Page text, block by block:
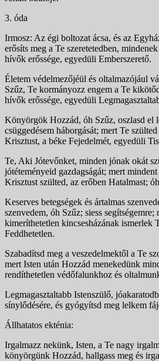
3. óda
Irmosz: Az égi boltozat ácsa, és az
erősíts meg a Te szeretetedben,
hívők erőssége, egyedüli Ember­szerető.
Életem védelmezőjéül és oltalmazójául
Szűz, Te kormányozz engem a Te
hívők erőssége, egyedüli
Könyörgök Hozzád, óh Szűz, oszlasd el
csüggedésem háborgását; mert Te
Krisztust, a béke Fejedelmét, egyedüli
Te, Aki Jótevőnket, minden jónak okát
jótéteményeid gazdagságát; mert
Krisztust szülted, az erőben Ha­talmast;
Keserves betegségek és ártalmas
szenvedem, óh Szűz; siess
kimeríthetetlen kincsesházá­nak ismerlek
Feddhetetlen.
Szabadítsd meg a veszedelmektől a Te
mert Isten után Hozzád menekedünk
rendíthetetlen védőfalunkhoz és
Legmagasztaltabb Istenszülő,
sínylődésére, és gyógyítsd meg lelkem
Állhatatos ekténia:
Irgalmazz nekünk, Isten, a Te nagy
könyörgünk Hozzád, hallgass meg és